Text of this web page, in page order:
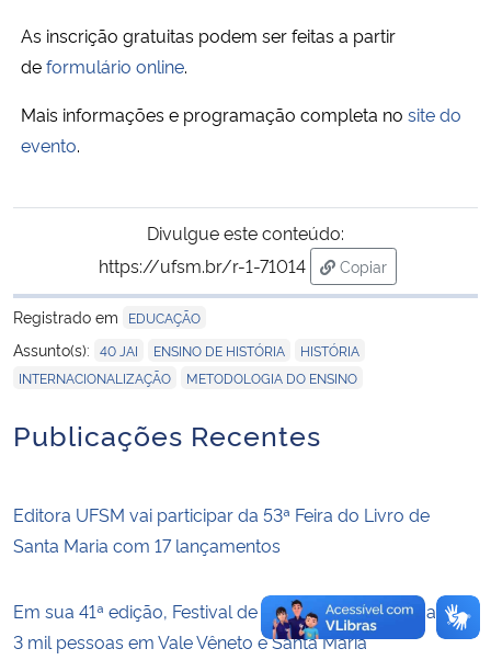
Banco Central do Brasil
As inscrição gratuitas podem ser feitas a partir
deformulário online.
Mais informações e programação completa no site do
evento.
Divulgue este conteúdo:
https://ufsm.br/r-1-71014
Copiar
para área de
Registrado em
EDUCAÇÃO
Assunto(s): 40 JAI ENSINO DE HISTÓRIA HISTÓRIA
INTERNACIONALIZAÇÃO METODOLOGIA DO ENSINO
Publicações Recentes
Editora UFSM vai participar da 53ª Feira do Livro de
Santa Maria com 17 lançamentos
Em sua 41ª edição, Festival de Inverno impactou mais de
3 mil pessoas em Vale Vêneto e Santa Maria